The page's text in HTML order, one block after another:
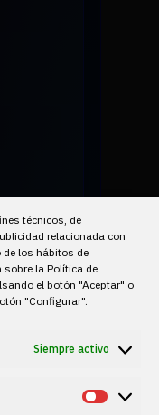
técnicos, de
relacionada con
los hábitos de
la Política de
el botón "Aceptar" o
"Configurar".
Siempre activo